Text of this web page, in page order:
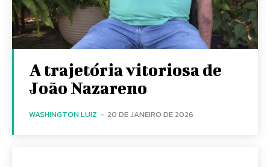
A trajetória vitoriosa de
João Nazareno
WASHINGTON LUIZ - 20 DE JANEIRO DE 2026